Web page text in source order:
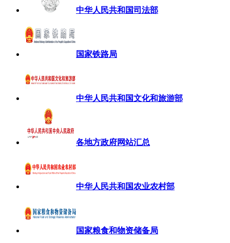
中华人民共和国司法部
国家铁路局
中华人民共和国文化和旅游部
各地方政府网站汇总
中华人民共和国农业农村部
国家粮食和物资储备局